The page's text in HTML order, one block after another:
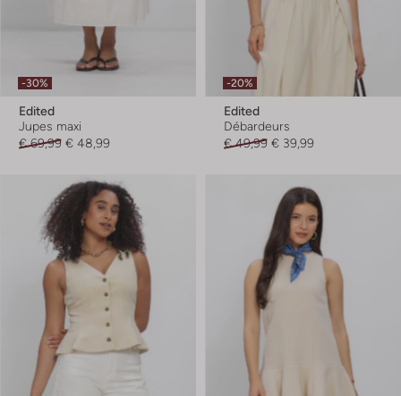
-30%
Edited
Jupes maxi
€ 69,99 € 48,99
-20%
Edited
Débardeurs
€ 49,99 € 39,99